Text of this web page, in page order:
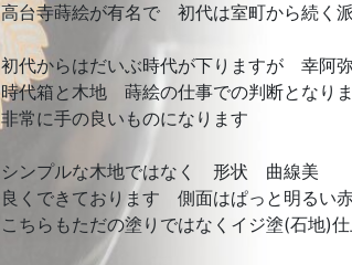
高台寺蒔絵が有名で 初代は室町から続く
初代からはだいぶ時代が下りますが 幸阿
時代箱と木地 蒔絵の仕事での判断となり
非常に手の良いものになります
シンプルな木地ではなく 形状 曲線美
良くできております 側面はぱっと明るい
こちらもただの塗りではなくイジ塗(石地)